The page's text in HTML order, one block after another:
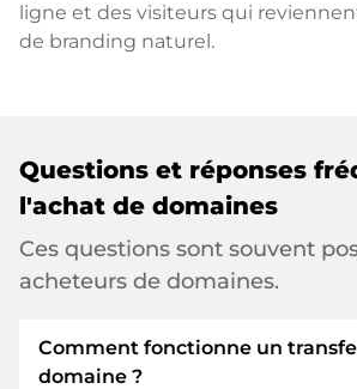
ligne et des visiteurs qui
de branding naturel.
Questions et réponses
l'achat de domaines
Ces questions sont souvent
acheteurs de domaines.
Comment fonctionne un
domaine ?